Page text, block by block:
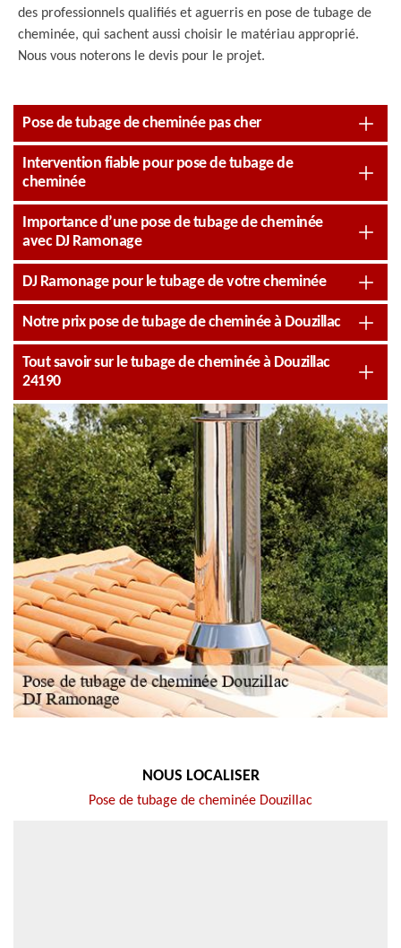
des professionnels qualifiés et aguerris en pose de tubage de
cheminée, qui sachent aussi choisir le matériau approprié.
Nous vous noterons le devis pour le projet.
Pose de tubage de cheminée pas cher
Intervention fiable pour pose de tubage de
cheminée
Importance d’une pose de tubage de cheminée
avec DJ Ramonage
DJ Ramonage pour le tubage de votre cheminée
Notre prix pose de tubage de cheminée à Douzillac
Tout savoir sur le tubage de cheminée à Douzillac
24190
NOUS LOCALISER
Pose de tubage de cheminée Douzillac